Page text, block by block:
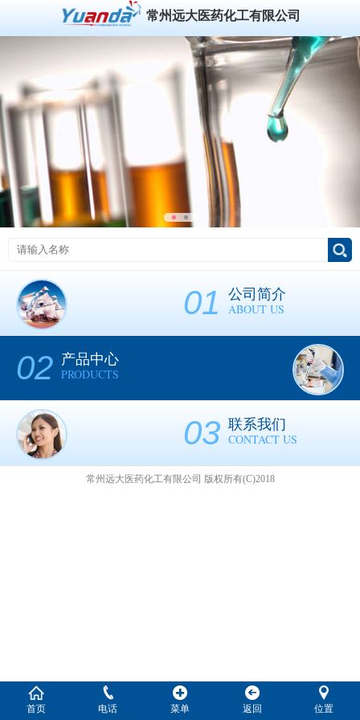
常州远大医药化工有限公司
01 公司简介
ABOUT US
02 产品中心
PRODUCTS
03 联系我们
CONTACT US
常州远大医药化工有限公司 版权所有(C)2018
首页 电话 菜单 返回 位置